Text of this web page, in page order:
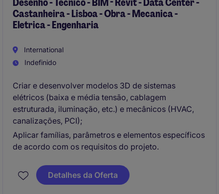
Castanheira - Lisboa - Obra - Mecanica -
Eletrica - Engenharia
International
Indefinido
Criar e desenvolver modelos 3D de sistemas
elétricos (baixa e média tensão, cablagem
estruturada, iluminação, etc.) e mecânicos (HVAC,
canalizações, PCI);
Aplicar famílias, parâmetros e elementos específicos
de acordo com os requisitos do projeto.
Detalhes da Oferta